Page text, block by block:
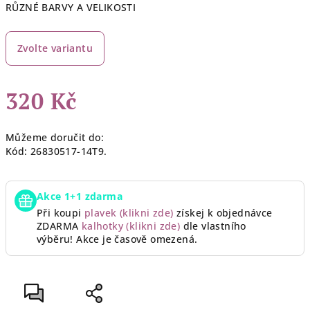
RŮZNÉ BARVY A VELIKOSTI
Zvolte variantu
320 Kč
cena:
Můžeme doručit do:
Kód: 26830517-14T9.
Akce 1+1 zdarma
Při koupi plavek (klikni zde) získej k objednávce
ZDARMA kalhotky (klikni zde) dle vlastního
výběru! Akce je časově omezená.